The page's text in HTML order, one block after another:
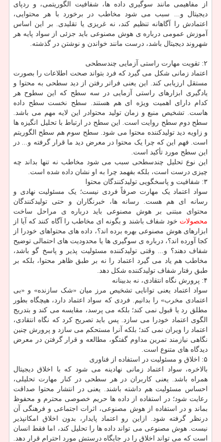
از مفاهیمی مانند سوگیری داده ها، شفافیت الگوریتمی، و ردپای
دیجیتال و... سبب می شود مخاطب در برخورد با هر محتوایی،
اعتمادش را آگاهانه تنظیم کند، نه غریزی یا تقلیدی. بر این اساس
آموزش عمومی درباره ی هوش مصنوعی باید جزئی از سواد پایه هر
شهروند دیجیتال باشد، درست مانند خواندن و نوشتن در گذشته.
۲: تقویت مهارت راستی آزمایی چندسطحی
اعتماد زمانی شکل می گیرد که فرد بتواند صحت اطلاعات را بصورت
مستقل ارزیابی کند. این یعنی فراتر رفتن از دید سطحی به محتوا و
یادگیری ابزارهای راستی آزمایی در سه سطح که این سطوح هر
کدام دارای اهمیت ویژه ای هم هستند. سطح نخست سطح داده
هاست. تشخیص منبع و زمان تولید محتوادر این لایه مهم می باشد.
سطح دوم سطح روایت است. این سطح در ارتباط با تحلیل انگیزه ها
و زاویه دید تولیدکننده محتوا می شود. سطح سوم هم سطح الگوریتم
است. فهم این که چرا یک محتوا در معرض دید ما قرار گرفته و... در
این سطح مورد تأکید است.
این نوع تحلیل چندسطحی سبب می شود مخاطب نه تنها بداند چه
چیزی درست است، بلکه بفهمد چرا به او نشان داده شده است.
۳: شفافیت و پاسخگویی تولیدکنندگان محتوا
سواد اعتماد یک مهارت صرفاً فردی نیست؛ یک مسئولیت نهادی و
رسانه ای هم هست. رسانه ها، خبرنگاران و حتی تولیدکنندگان
محتوای مبتنی بر هوش مصنوعی باید درباره ی مراحل ساخت
محصولات خود شفاف باشند و بگونه ای مخاطب را آگاه کنند که آیا از
ابزارهای هوش مصنوعی بهره برده اند؟، داده های محتواهای خودرا از
کجا آورده اند؟، درباره ی سوگیری ها یا محدودیت های احتمالی توضیح
شفاف دهند؟ و... وقتی تولیدکننده مسئولیت پذیر و پاسخ گو باشد،
مخاطب هم یاد می گیرد اعتماد را نه بر طبق ظاهر محتوا، بلکه بر
طبق رفتار شفاف تولیدکننده شکل دهد.
۴: پرورش نگاه انتقادی، نه بدبینانه
سواد اعتماد یعنی توانایی تشخیص مرز میان «شک سازنده» و «بی
اعتمادی مخرب» را بدانیم. فردی که سواد اعتماد دارد، هیچگاه بطور
مطلق رد یا قبول نمی کند؛ بلکه می پرسد، مقایسه می کند و بتدریج
الگوی اعتماد خودرا می سازد. پس باید تصریح کرد که نگاه انتقادی،
اعتماد را ویران نمی کند؛ بلکه آنرا مستحکم می سازد و پرورش چنین
نگاهی نیازمند تمرین مداوم گفتگو، مطالعه و قرار گرفتن در معرض
دیدگاه های متنوع است.
۵: اخلاق و مسئولیت در استفاده از فناوری
بالاخره، سواد اعتماد زمانی نهادینه می شود که با اخلاق دیجیتال
همراه باشد. یعنی کاربران در هر سطحی در کنار مهارت تحلیلی،
احساس مسئولیت هم داشته باشند. یعنی در انتشار محتوا صداقت
رعایت شود؛ در استفاده از داده ها حریم خصوصی محترم و محفوظ
بماند و در استفاده از هوش مصنوعی، اثرات اجتماعی و فرهنگی آن
درنظر گرفته شود. ازاین رو اعتماد پایدار، بدون اخلاق امکانپذیر
نیست. هوش مصنوعی می تواند داده ها را تحلیل کند، اما فقط انسان
است که می تواند اخلاق را در جایگاه درستش مورد احترام قرار دهد.